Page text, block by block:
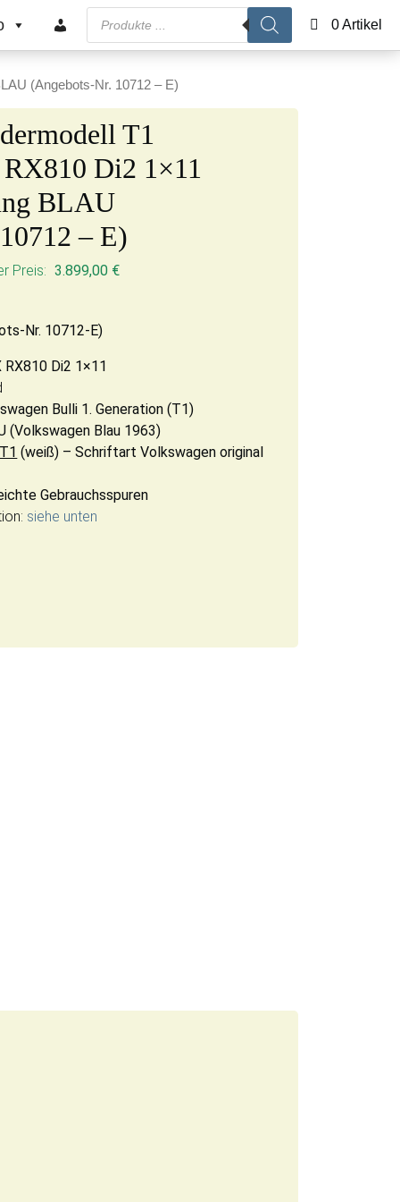
Products search
0 Artikel
(Angebots-Nr. 10712 – E)
T1
Di2 1×11
BLAU
– E)
Preis war: 5.500,00 €
Preis: 3.899,00 €Aktueller Preis ist: 3.899,00 €.
Nr. 10712-E)
RX810 Di2 1×11
Bulli 1. Generation (T1)
(Volkswagen Blau 1963)
T1 (weiß) – Schriftart Volkswagen original
Gebrauchsspuren
siehe unten
Shimano GRX RX810 Di2 1x11| Sonderlackierung BLAU |